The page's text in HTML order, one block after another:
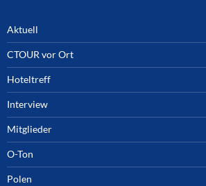
Aktuell
CTOUR vor Ort
Hoteltreff
Interview
Mitglieder
O-Ton
Polen